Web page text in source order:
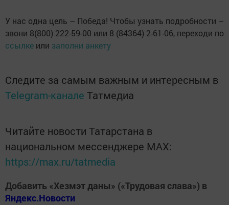
У нас одна цель – Победа! Чтобы узнать подробности –
звони 8(800) 222-59-00 или 8 (84364) 2-61-06, переходи по
ссылке или заполни анкету
Следите за самым важным и интересным в
Telegram-канале Татмедиа
Читайте новости Татарстана в
национальном мессенджере MАХ:
https://max.ru/tatmedia
Добавить «Хезмэт даны» («Трудовая слава») в
Яндекс.Новости